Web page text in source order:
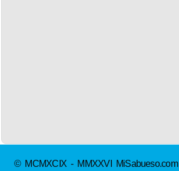
© MCMXCIX - MMXXVI